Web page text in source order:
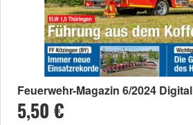
Feuerwehr-Magazin 6/2024 Digital
5,50 €